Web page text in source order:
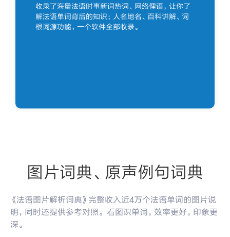
收录了海量法语时事新词热词、网络俚语，让你了
解法语单词背后的知识；人名地名、百科讲解、词
根词源功能，一个软件全部收录。
图片词典、原声例句词典
《法语图片解析词典》完整收入近4万个法语单词的图片说
明，同时还提供参考对照。 看图识单词，效率更好，印象更
深。